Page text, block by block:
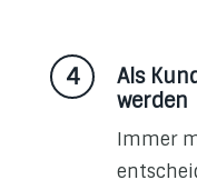
Als
werden
Immer